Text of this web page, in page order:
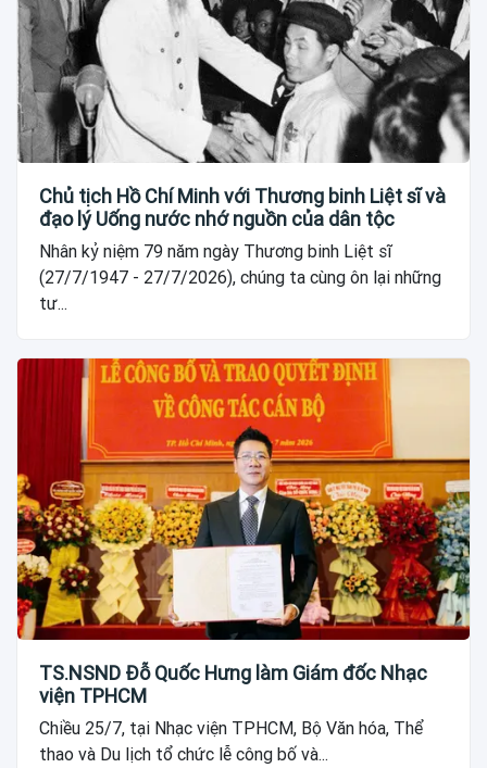
Chủ tịch Hồ Chí Minh với Thương binh Liệt sĩ và
đạo lý Uống nước nhớ nguồn của dân tộc
Nhân kỷ niệm 79 năm ngày Thương binh Liệt sĩ
(27/7/1947 - 27/7/2026), chúng ta cùng ôn lại những
tư...
TS.NSND Đỗ Quốc Hưng làm Giám đốc Nhạc
viện TPHCM
Chiều 25/7, tại Nhạc viện TPHCM, Bộ Văn hóa, Thể
thao và Du lịch tổ chức lễ công bố và...